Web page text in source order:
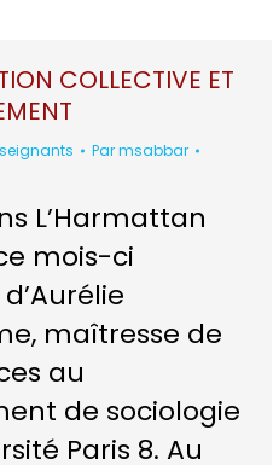
COLLECTIVE ET
Parmsabbar
L’Harmattan
mois-ci
maîtresse de
au
de sociologie
Paris 8. Au